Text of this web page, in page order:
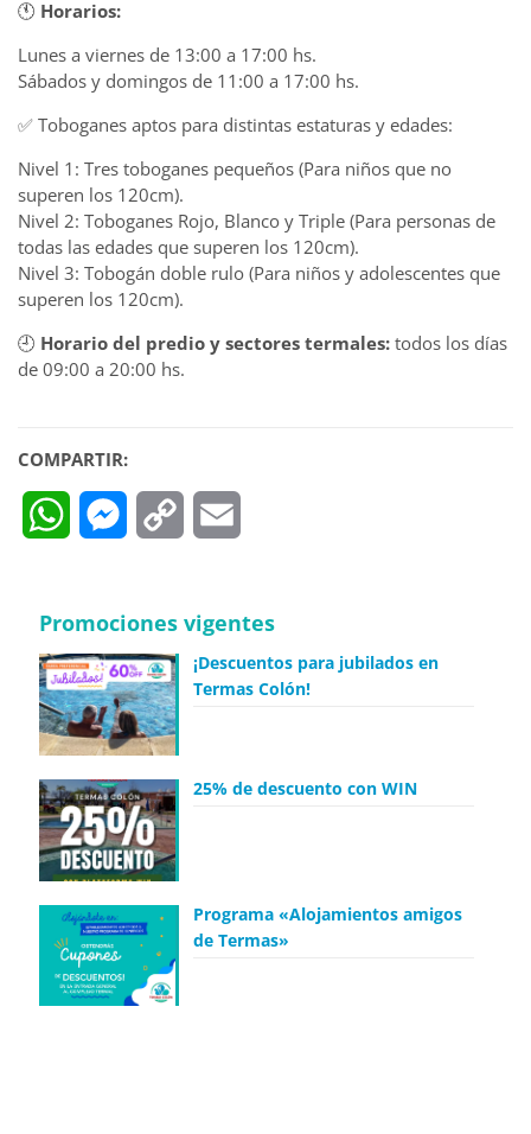
🕚 Horarios:
Lunes a viernes de 13:00 a 17:00 hs.
Sábados y domingos de 11:00 a 17:00 hs.
✅ Toboganes aptos para distintas estaturas y edades:
Nivel 1: Tres toboganes pequeños (Para niños que no
superen los 120cm).
Nivel 2: Toboganes Rojo, Blanco y Triple (Para personas de
todas las edades que superen los 120cm).
Nivel 3: Tobogán doble rulo (Para niños y adolescentes que
superen los 120cm).
🕘 Horario del predio y sectores termales: todos los días
de 09:00 a 20:00 hs.
COMPARTIR:
WhatsAppMessenger
Copy
Promociones vigentes
¡Descuentos para jubilados en
Termas Colón!
25% de descuento con WIN
Programa «Alojamientos amigos
de Termas»